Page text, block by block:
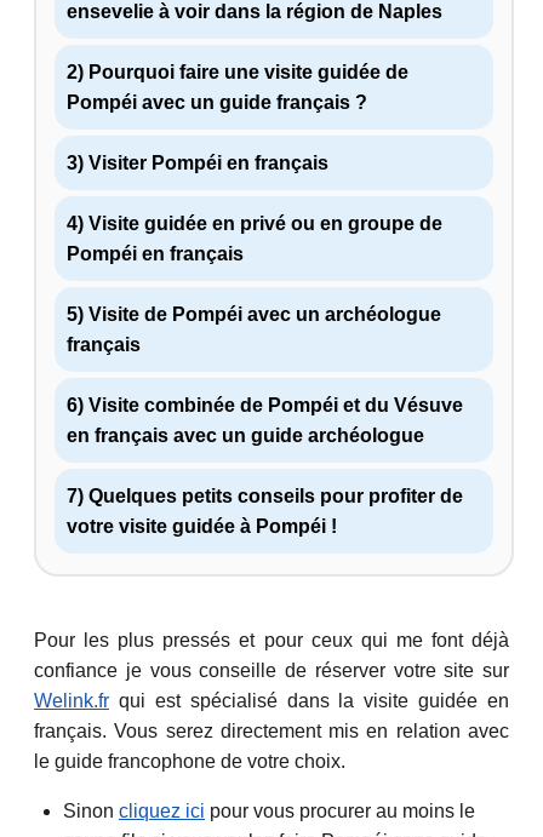
ensevelie à voir dans la région de Naples
2) Pourquoi faire une visite guidée de
Pompéi avec un guide français ?
3) Visiter Pompéi en français
4) Visite guidée en privé ou en groupe de
Pompéi en français
5) Visite de Pompéi avec un archéologue
français
6) Visite combinée de Pompéi et du Vésuve
en français avec un guide archéologue
7) Quelques petits conseils pour profiter de
votre visite guidée à Pompéi !
Pour les plus pressés et pour ceux qui me font déjà
confiance je vous conseille de réserver votre site sur
Welink.fr qui est spécialisé dans la visite guidée en
français. Vous serez directement mis en relation avec
le guide francophone de votre choix.
Sinon cliquez ici pour vous procurer au moins le